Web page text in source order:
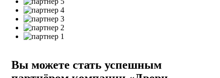
Вы можете стать успешным